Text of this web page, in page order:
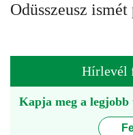
Odüsszeusz
Hírlevél
Kapja meg a legjobb